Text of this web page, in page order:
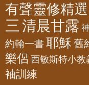
有聲靈修精選
三 清晨甘露
約翰一書耶穌 舊
樂侶 西敏斯特小教
袖訓練